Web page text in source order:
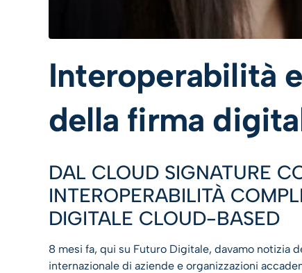
Interoperabilità
della firma
DAL CLOUD SIGNATURE
INTEROPERABILITÀ
DIGITALE CLOUD-BASED
8 mesi fa, qui su Futuro Digitale, davamo notizia
internazionale di aziende e organizzazioni